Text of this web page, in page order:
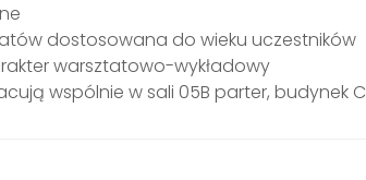
dostosowana do wieku uczestników
warsztatowo-wykładowy
wspólnie w sali 05B parter, budynek C